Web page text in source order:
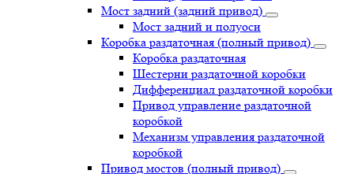
Мост задний (задний привод)
Мост задний и полуоси
Коробка раздаточная (полный привод)
Коробка раздаточная
Шестерни раздаточной коробки
Дифференциал раздаточной коробки
Привод управление раздаточной
коробкой
Механизм управления раздаточной
коробкой
Привод мостов (полный привод)